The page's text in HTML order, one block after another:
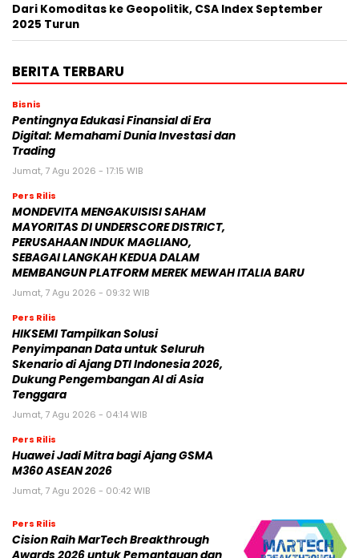
Dari Komoditas ke Geopolitik, CSA Index September
2025 Turun
BERITA TERBARU
Bisnis
Pentingnya Edukasi Finansial di Era
Digital: Memahami Dunia Investasi dan
Trading
Jumat, 7 Agu 2026 - 17:15 WIB
Pers Rilis
MONDEVITA MENGAKUISISI SAHAM
MAYORITAS DI UNDERSCORE DISTRICT,
PERUSAHAAN INDUK MAGLIANO,
SEBAGAI LANGKAH KEDUA DALAM
MEMBANGUN PLATFORM MEREK MEWAH ITALIA BARU
Jumat, 7 Agu 2026 - 09:32 WIB
Pers Rilis
HIKSEMI Tampilkan Solusi
Penyimpanan Data untuk Seluruh
Skenario di Ajang DTI Indonesia 2026,
Dukung Pengembangan AI di Asia
Tenggara
Jumat, 7 Agu 2026 - 04:14 WIB
Pers Rilis
Huawei Jadi Mitra bagi Ajang GSMA
M360 ASEAN 2026
Jumat, 7 Agu 2026 - 00:42 WIB
Pers Rilis
Cision Raih MarTech Breakthrough